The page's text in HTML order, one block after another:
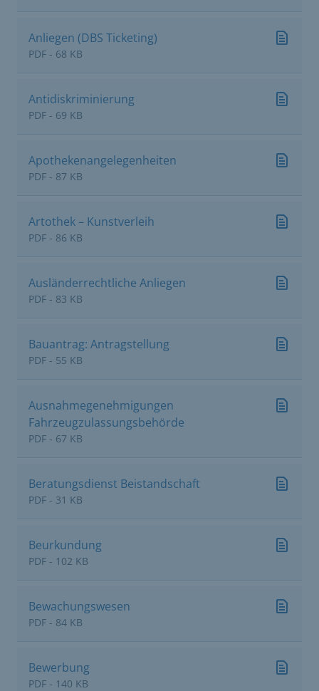
Anliegen (DBS Ticketing)
PDF - 68 KB
Antidiskriminierung
PDF - 69 KB
Apothekenangelegenheiten
PDF - 87 KB
Artothek – Kunstverleih
PDF - 86 KB
Ausländerrechtliche Anliegen
PDF - 83 KB
Bauantrag: Antragstellung
PDF - 55 KB
Ausnahmegenehmigungen
Fahrzeugzulassungsbehörde
PDF - 67 KB
Beratungsdienst Beistandschaft
PDF - 31 KB
Beurkundung
PDF - 102 KB
Bewachungswesen
PDF - 84 KB
Bewerbung
PDF - 140 KB